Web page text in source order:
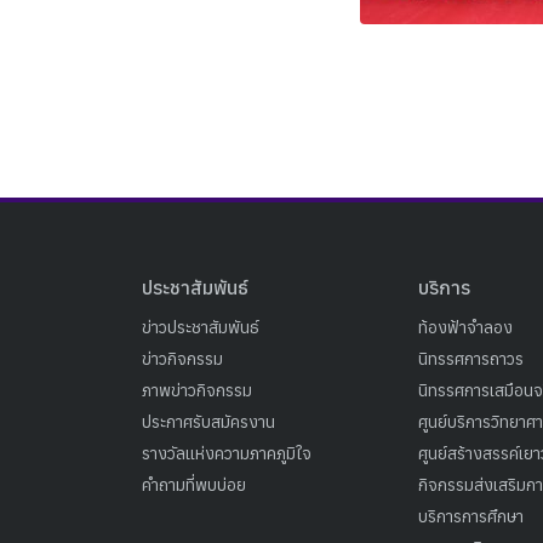
ประชาสัมพันธ์
ข่าวประชาสัมพันธ์
ข่าวกิจกรรม
ภาพข่าวกิจกรรม
ประกาศรับสมัครงาน
รางวัลแห่งความภาคภูมิใจ
คำถามที่พบบ่อย
บริการ
ท้องฟ้าจำลอง
นิทรรศการถาวร
นิทรรศการเสมือน
ศูนย์บริการวิทยาศ
ศูนย์สร้างสรรค์เย
กิจกรรมส่งเสริมก
บริการการศึกษา